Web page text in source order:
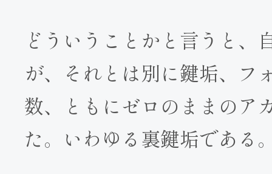
どういうことかと言うと、
が、それとは別に鍵垢、フ
数、ともにゼロのままのア
た。いわゆる裏鍵垢である